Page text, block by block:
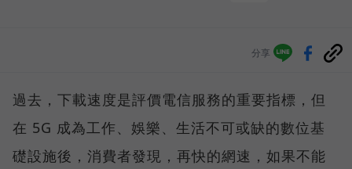
分享
過去，下載速度是評價電信服務的重要指標，但
在 5G 成為工作、娛樂、生活不可或缺的數位基
礎設施後，消費者發現，再快的網速，如果不能